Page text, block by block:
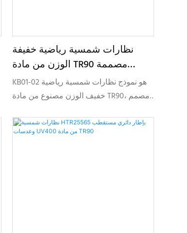
نظارات شمسية رياضية خفيفة
الوزن من مادة TR90 مصممة
خصيصًا KB01-02KB01-02 هو نموذج نظارات شمسية رياضية
خفيف الوزن مصنوع من مادة TR90، مصمم
التصميم الأنيق وخيارات التخصيص المرنة
للعلامات التجارية التي تبحث عن نظارات